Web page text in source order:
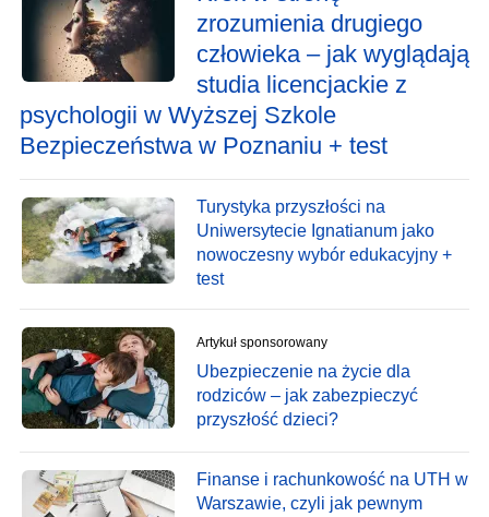
zrozumienia drugiego
człowieka – jak wyglądają
studia licencjackie z
psychologii w Wyższej Szkole
Bezpieczeństwa w Poznaniu + test
Turystyka przyszłości na
Uniwersytecie Ignatianum jako
nowoczesny wybór edukacyjny +
test
Artykuł sponsorowany
Ubezpieczenie na życie dla
rodziców – jak zabezpieczyć
przyszłość dzieci?
Finanse i rachunkowość na UTH w
Warszawie, czyli jak pewnym